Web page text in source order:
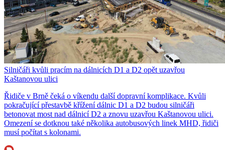
Silničáři kvůli pracím na dálnicích D1 a D2 opět uzavřou
Kaštanovou ulici
Řidiče v Brně čeká o víkendu další dopravní komplikace. Kvůli
pokračující přestavbě křížení dálnic D1 a D2 budou silničáři
betonovat most nad dálnicí D2 a znovu uzavřou Kaštanovou ulici.
Omezení se dotknou také několika autobusových linek MHD, řidiči
musí počítat s kolonami.